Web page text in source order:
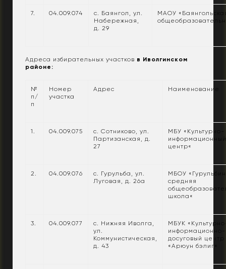
7. 04.009.074
с. Баянгол, ул.
Набережная,
д. 29
МАОУ
Адреса избирательных участков в Иволгинском
районе:
№
п/
п
Номер
участка
Адрес Наименование
1. 04.009.075
с. Сотниково, ул.
Партизанская, д.
27
МБУ «Культурно-
информационный
центр«
2. 04.009.076
с. Гурульба, ул.
Луговая, д. 26а
МБОУ
средняя
школа«
3. 04.009.077
с. Нижняя Иволга,
ул.
Коммунистическая,
д. 43
МБУК
информационно-
досуговый центр
«Арюун бэлиг«